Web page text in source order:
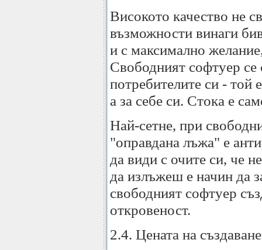
Високото качество не
възможности винаги
и с максимално
Свободният софтуер се
потребителите си - той
а за себе си. Стока е
Най-сетне, при
"оправдана лъжа" е
да види с очите си, че
да излъжеш е начин да
свободният софтуер
откровеност.
2.4. Цената на